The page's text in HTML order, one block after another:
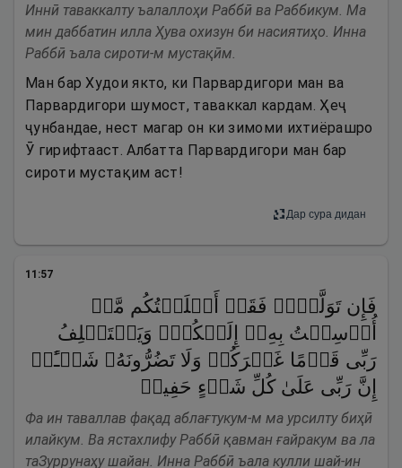
Иннӣ таваккалту ъалаллоҳи Раббӣ ва Раббикум. Ма
мин даббатин илла Ҳува охизун би насиятиҳо. Инна
Раббӣ ъала сироти-м мустақӣм.
Ман бар Худои якто, ки Парвардигори ман ва
Парвардигори шумост, таваккал кардам. Ҳеҷ
ҷунбандае, нест магар он ки зимоми ихтиёрашро
Ӯ гирифтааст. Албатта Парвардигори ман бар
сироти мустақим аст!
Дар сура дидан
11 :57
فَإِن تَوَلَّوۡا۟ فَقَدۡ أَبۡلَغۡتُكُم مَّاۤ
أُرۡسِلۡتُ بِهِۦۤ إِلَیۡكُمۡۚ وَیَسۡتَخۡلِفُ
رَبِّی قَوۡمًا غَیۡرَكُمۡ وَلَا تَضُرُّونَهُۥ شَیۡـًٔاۚ
إِنَّ رَبِّی عَلَىٰ كُلِّ شَیۡءٍ حَفِیظࣱ
Фа ин таваллав фақад аблағтукум-м ма урсилту биҳӣ
илайкум. Ва ястахлифу Раббӣ қавман ғайракум ва ла
таЗуррунаҳу шайан. Инна Раббӣ ъала кулли шай-ин